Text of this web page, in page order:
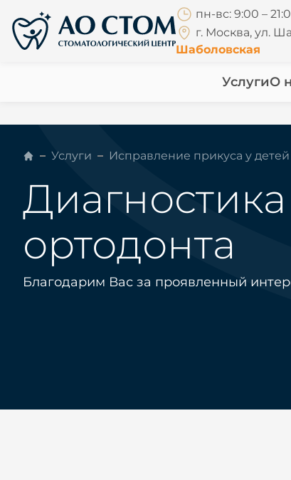
пн-вс: 9:00 –
г. Москва, ул.
Шаболовская
УслугиО
Услуги Исправление прикуса у
Диагностика
ортодонта
Благодарим Вас за проявленный